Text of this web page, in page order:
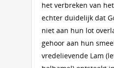
het verbreken van
echter duidelijk dat
niet aan hun lot
gehoor aan hun
vredelievende Lam